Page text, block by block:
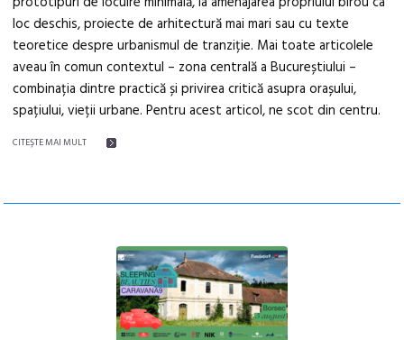
loc deschis, proiecte de arhitectură mai mari sau cu texte
teoretice despre urbanismul de tranziție. Mai toate articolele
aveau în comun contextul – zona centrală a Bucureștiului –
combinația dintre practică și privirea critică asupra orașului,
spațiului, vieții urbane. Pentru acest articol, ne scot din centru.
CITEŞTE MAI MULT